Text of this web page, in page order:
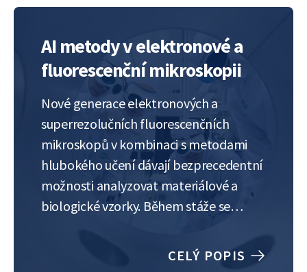
AI metody v elektronové a
fluorescenční mikroskopii
Nové generace elektronových a
superrezolučních fluorescenčních
mikroskopů v kombinaci s metodami
hlubokého učení dávají bezprecedentní
možnosti analyzovat materiálové a
biologické vzorky. Během stáže se
metodami, jako je dekonvoluce a
CELÝ POPIS